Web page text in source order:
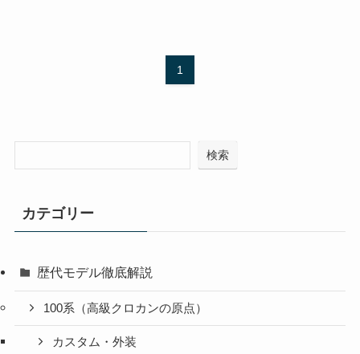
1
検索
カテゴリー
歴代モデル徹底解説
100系（高級クロカンの原点）
カスタム・外装